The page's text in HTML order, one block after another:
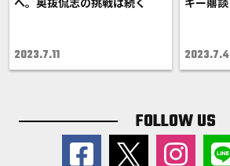
2023.7.11 2023.7.4
FOLLOW US